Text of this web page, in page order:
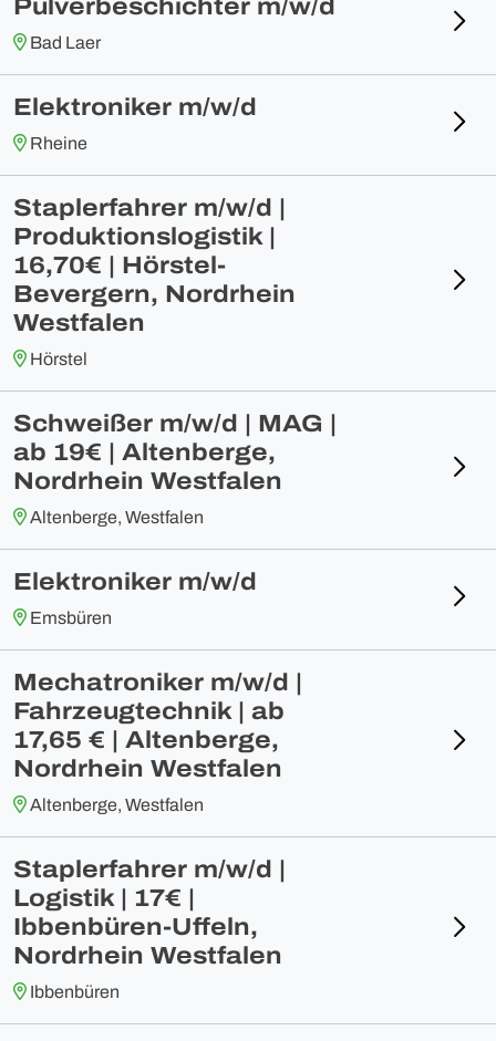
Pulverbeschichter m/w/d
Bad Laer
Elektroniker m/w/d
Rheine
Staplerfahrer m/w/d |
Produktionslogistik |
16,70€ | Hörstel-
Bevergern, Nordrhein
Westfalen
Hörstel
Schweißer m/w/d | MAG |
ab 19€ | Altenberge,
Nordrhein Westfalen
Altenberge, Westfalen
Elektroniker m/w/d
Emsbüren
Mechatroniker m/w/d |
Fahrzeugtechnik | ab
17,65 € | Altenberge,
Nordrhein Westfalen
Altenberge, Westfalen
Staplerfahrer m/w/d |
Logistik | 17€ |
Ibbenbüren-Uffeln,
Nordrhein Westfalen
Ibbenbüren